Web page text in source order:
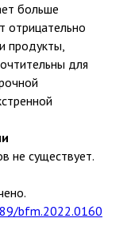
больше
отрицательно
продукты,
для
не существует.
bfm.2022.0160